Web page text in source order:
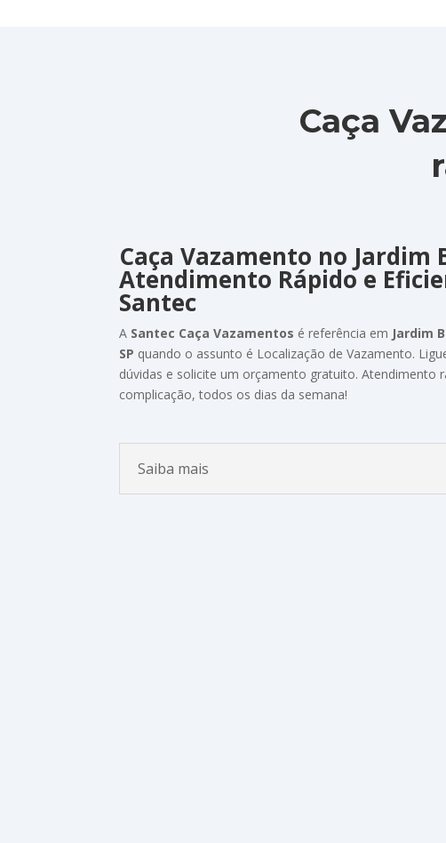
Caça
Caça Vazamento no Jardim
Atendimento Rápidoe
Santec
A Santec Caça Vazamentos éreferência em Jardim
SP quando o assunto é Localização de Vazamento.
dúvidas e soliciteum orçamento gratuito.Atendimento
complicação,todos os dias da semana!
Saiba mais